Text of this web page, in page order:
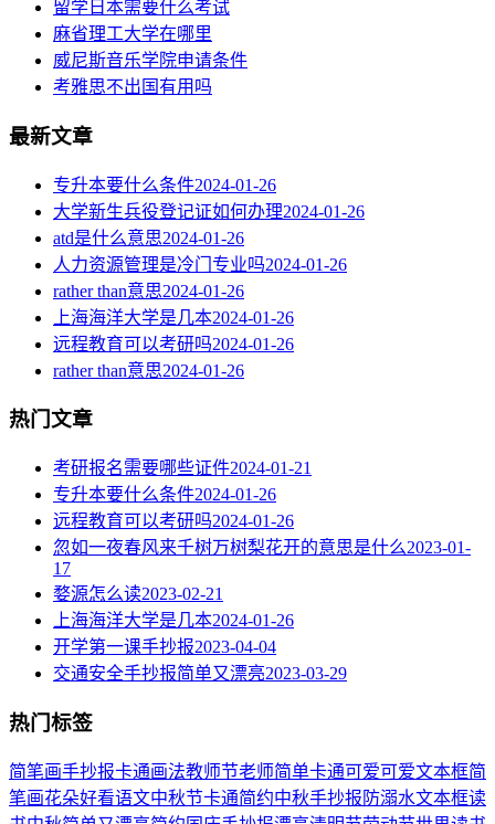
留学日本需要什么考试
麻省理工大学在哪里
威尼斯音乐学院申请条件
考雅思不出国有用吗
最新文章
专升本要什么条件2024-01-26
大学新生兵役登记证如何办理2024-01-26
atd是什么意思2024-01-26
人力资源管理是冷门专业吗2024-01-26
rather than意思2024-01-26
上海海洋大学是几本2024-01-26
远程教育可以考研吗2024-01-26
rather than意思2024-01-26
热门文章
考研报名需要哪些证件2024-01-21
专升本要什么条件2024-01-26
远程教育可以考研吗2024-01-26
忽如一夜春风来千树万树梨花开的意思是什么2023-01-
17
婺源怎么读2023-02-21
上海海洋大学是几本2024-01-26
开学第一课手抄报2023-04-04
交通安全手抄报简单又漂亮2023-03-29
热门标签
简笔画手抄报卡通画法教师节老师简单卡通可爱可爱文本框简
笔画花朵好看语文中秋节卡通简约中秋手抄报 防溺水文本框读